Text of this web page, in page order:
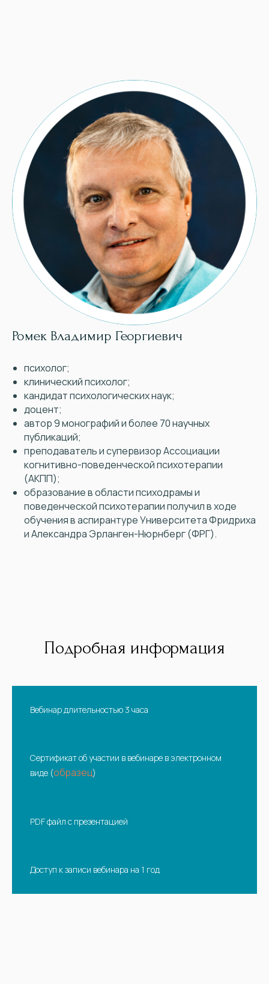
Ромек Владимир Георгиевич
психолог;
клинический психолог;
кандидат психологических наук;
доцент;
автор 9 монографий и более 70 научных
публикаций;
преподаватель и супервизор Ассоциации
когнитивно-поведенческой психотерапии
(АКПП);
образование в области психодрамы и
поведенческой психотерапии получил в ходе
обучения в аспирантуре Университета Фридриха
и Александра Эрланген-Нюрнберг (ФРГ).
Подробная информация
Вебинар длительностью 3 часа
Сертификат об участии в вебинаре в электронном
виде (образец)
PDF файл с презентацией
Доступ к записи вебинара на 1 год